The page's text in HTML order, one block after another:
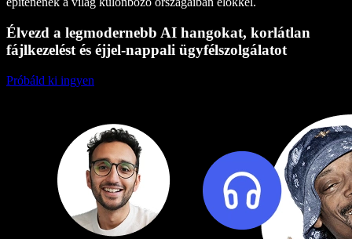
Élvezd a legmodernebb AI hangokat, korlátlan
fájlkezelést és éjjel-nappali ügyfélszolgálatot
Próbáld ki ingyen